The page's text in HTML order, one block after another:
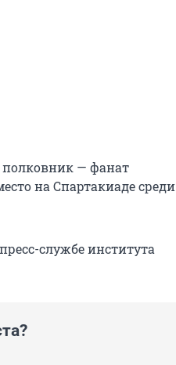
полковник — фанат
на Спартакиаде среди
службе института